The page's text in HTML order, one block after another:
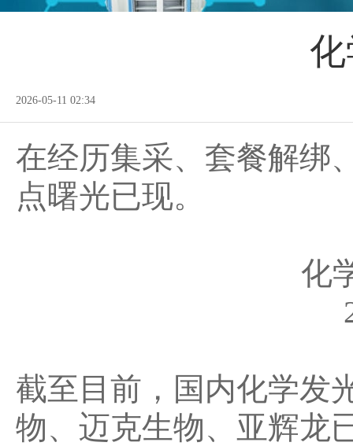
2026-05-11 02:34
在经历集采、套餐解绑
点曙光已现。
化
截至目前，国内化学发
物、迈克生物、亚辉龙